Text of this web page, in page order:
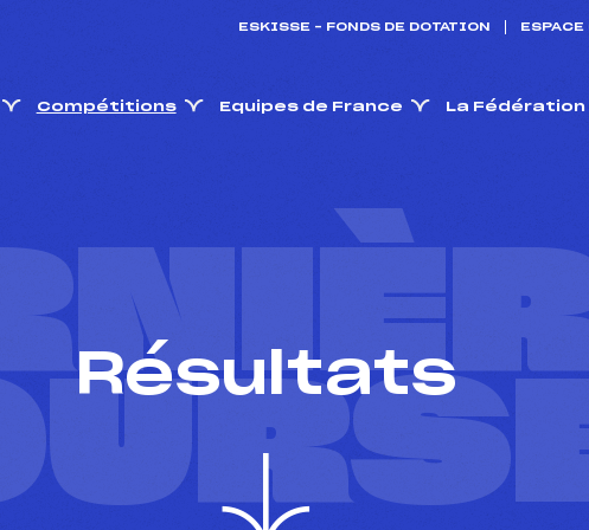
ESKISSE – FONDS DE DOTATION ESPACE
Compétitions Equipes de France La Fédération
Résultats